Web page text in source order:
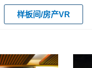
样板间/房产VR